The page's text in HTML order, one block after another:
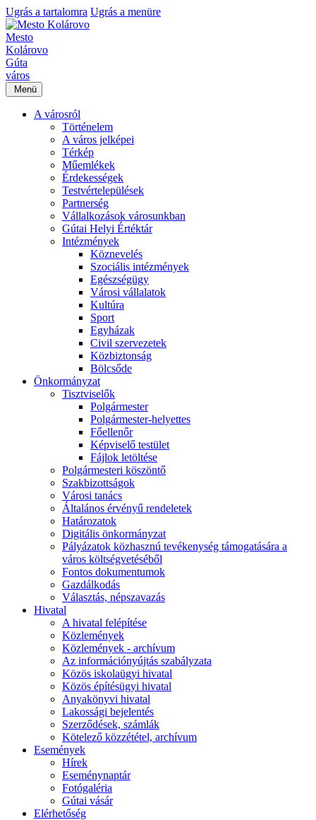
Ugrás a tartalomra Ugrás a menüre
Mesto
Kolárovo
Gúta
város
Menü
A városról
Történelem
A város jelképei
Térkép
Műemlékek
Érdekességek
Testvértelepülések
Partnerség
Vállalkozások városunkban
Gútai Helyi Értéktár
Intézmények
Köznevelés
Szociális intézmények
Egészségügy
Városi vállalatok
Kultúra
Sport
Egyházak
Civil szervezetek
Közbiztonság
Bölcsőde
Önkormányzat
Tisztviselők
Polgármester
Polgármester-helyettes
Főellenőr
Képviselő testület
Fájlok letöltése
Polgármesteri köszöntő
Szakbizottságok
Városi tanács
Általános érvényű rendeletek
Határozatok
Digitális önkormányzat
Pályázatok közhasznú tevékenység támogatására a
város költségvetéséből
Fontos dokumentumok
Gazdálkodás
Választás, népszavazás
Hivatal
A hivatal felépítése
Közlemények
Közlemények - archívum
Az információnyújtás szabályzata
Közös iskolaügyi hivatal
Közös építésügyi hivatal
Anyakönyvi hivatal
Lakossági bejelentés
Szerződések, számlák
Kötelező közzététel, archívum
Események
Hírek
Eseménynaptár
Fotógaléria
Gútai vásár
Elérhetőség